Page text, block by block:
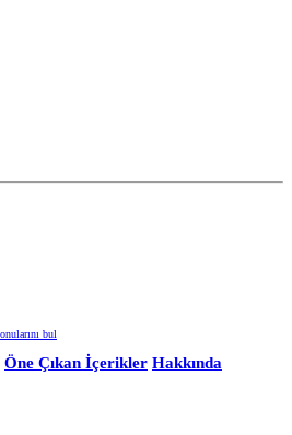
bul
Öne Çıkan İçerikler Hakkında